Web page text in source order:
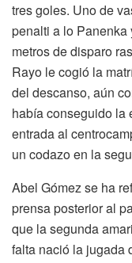
tres goles. Uno de
penalti a lo Panenka
metros de disparo
Rayo le cogió la
del descanso, aún
había conseguido la
entrada al
un codazo en la
Abel Gómez se ha
prensa posterior al
que la segunda
falta nació la jugada